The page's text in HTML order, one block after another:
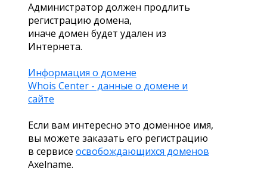
Администратор должен продлить
регистрацию домена,
иначе домен будет удален из
Интернета.
Информация о домене
Whois Center - данные о домене и
сайте
Если вам интересно это доменное имя,
вы можете заказать его регистрацию
в сервисе освобождающихся доменов
Axelname.